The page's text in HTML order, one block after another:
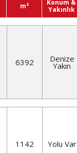
m²
Konum &
Yakınlık
6392 Denize
Yakın
1142 Yolu Var